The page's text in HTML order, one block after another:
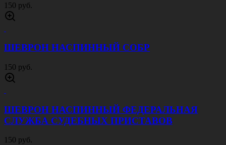
150 руб.
ШЕВРОН НАСПИННЫЙ СОБР
150 руб.
ШЕВРОН НАСПИННЫЙ ФЕДЕРАЛЬНАЯ
СЛУЖБА СУДЕБНЫХ ПРИСТАВОВ
150 руб.